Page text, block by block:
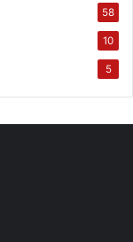
58
10
5